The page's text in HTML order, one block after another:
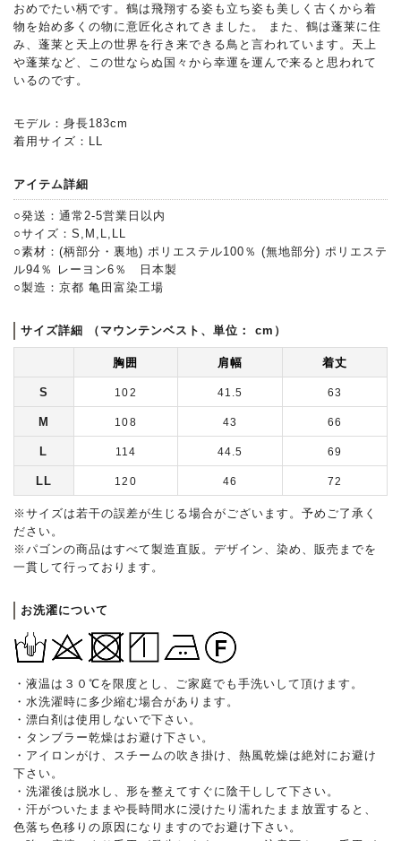
おめでたい柄です。鶴は飛翔する姿も立ち姿も美しく古くから着
物を始め多くの物に意匠化されてきました。 また、鶴は蓬莱に住
み、蓬莱と天上の世界を行き来できる鳥と言われています。天上
や蓬莱など、この世ならぬ国々から幸運を運んで来ると思われて
いるのです。
モデル：身長183cm
着用サイズ：LL
アイテム詳細
○発送：通常2-5営業日以内
○サイズ：S,M,L,LL
○素材：(柄部分・裏地) ポリエステル100％ (無地部分) ポリエステ
ル94％ レーヨン6％ 日本製
○製造：京都 亀田富染工場
サイズ詳細 （マウンテンベスト、単位： cm）
胸囲 肩幅 着丈
S 102 41.5 63
M 108 43 66
L 114 44.5 69
LL 120 46 72
※サイズは若干の誤差が生じる場合がございます。予めご了承く
ださい。
※パゴンの商品はすべて製造直販。デザイン、染め、販売までを
一貫して行っております。
お洗濯について
・液温は３０℃を限度とし、ご家庭でも手洗いして頂けます。
・水洗濯時に多少縮む場合があります。
・漂白剤は使用しないで下さい。
・タンブラー乾燥はお避け下さい。
・アイロンがけ、スチームの吹き掛け、熱風乾燥は絶対にお避け
下さい。
・洗濯後は脱水し、形を整えてすぐに陰干しして下さい。
・汗がついたままや長時間水に浸けたり濡れたまま放置すると、
色落ち色移りの原因になりますのでお避け下さい。